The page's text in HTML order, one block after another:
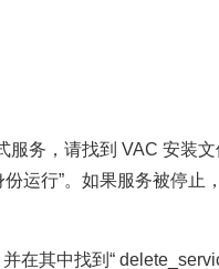
务，请找到 VAC 安装
运行”。如果服务被停
其中找到“